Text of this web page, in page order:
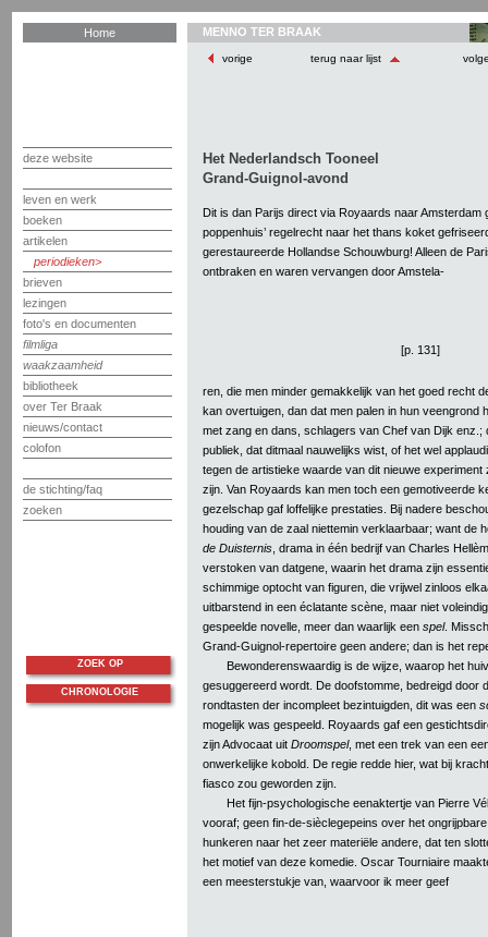
Home
deze website
leven en werk
boeken
artikelen
periodieken
brieven
lezingen
foto's en documenten
filmliga
waakzaamheid
bibliotheek
over Ter Braak
nieuws/contact
colofon
de stichting/faq
zoeken
MENNO TER BRAAK
vorige terug naar lijst
Het Nederlandsch Tooneel
Grand-Guignol-avond
Dit is dan Parijs direct via Royaards naar Amsterdam
poppenhuis’ regelrecht naar het thans koket
gerestaureerde Hollandse Schouwburg! Alleen de
ontbraken en waren vervangen door Amstela-
[p. 131]
ren, die men minder gemakkelijk van het goed recht
kan overtuigen, dan dat men palen in hun veengrond
met zang en dans, schlagers van Chef van Dijk enz.;
publiek, dat ditmaal nauwelijks wist, of het wel
tegen de artistieke waarde van dit nieuwe experiment
zijn. Van Royaards kan men toch een gemotiveerde
gezelschap gaf loffelijke prestaties. Bij nadere
houding van de zaal niettemin verklaarbaar; want de
de Duisternis , drama in één bedrijf van Charles
verstoken van datgene, waarin het drama zijn
schimmige optocht van figuren, die vrijwel zinloos
uitbarstend in een éclatante scène, maar niet
gespeelde novelle, meer dan waarlijk een spel.
Grand-Guignol-repertoire geen andere; dan is het
Bewonderenswaardig is de wijze, waarop het
gesuggereerd wordt. De doofstomme, bedreigd door
rondtasten der incompleet bezintuigden, dit was een
mogelijk was gespeeld. Royaards gaf een
zijn Advocaat uit Droomspel, met een trek van een
onwerkelijke kobold. De regie redde hier, wat bij
fiasco zou geworden zijn.
Het fijn-psychologische eenaktertje van Pierre
vooraf; geen fin-de-sièclegepeins over het
hunkeren naar het zeer materiële andere, dat ten
het motief van deze komedie. Oscar Tourniaire
een meesterstukje van, waarvoor ik meer geef
ZOEK OP
CHRONOLOGIE